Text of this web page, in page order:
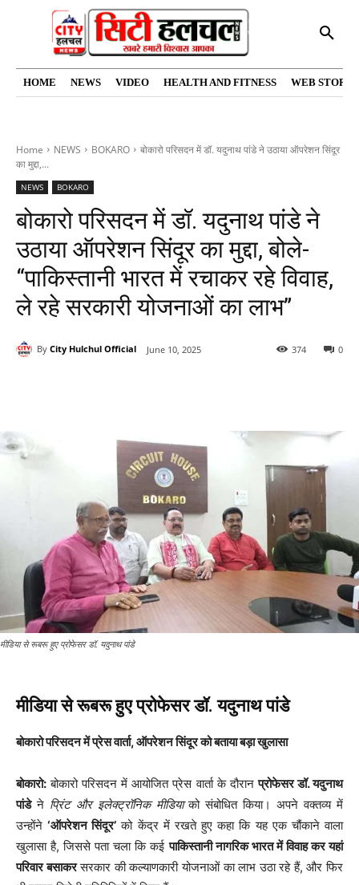
HOME NEWS VIDEO HEALTH AND FITNESS WEB
Home NEWS BOKARO
बोकारो परिसदन में डॉ. यदुनाथ पांडे ने उठाया ऑपरेशन सिंदूर
का मुद्दा,...
NEWS BOKARO
बोकारो परिसदन में डॉ. यदुनाथ पांडे ने
उठाया ऑपरेशन सिंदूर का मुद्दा, बोले-
“पाकिस्तानी भारत में रचाकर रहे विवाह,
ले रहे सरकारी योजनाओं का लाभ”
By City Hulchul Official June 10, 2025 0
374
मीडिया से रूबरू हुए प्रोफेसर डॉ. यदुनाथ पांडे
मीडिया से रूबरू हुए प्रोफेसर डॉ. यदुनाथ पांडे
बोकारो परिसदन में प्रेस वार्ता, ऑपरेशन सिंदूर को बताया बड़ा खुलासा
बोकारो: बोकारो परिसदन में आयोजित प्रेस वार्ता के दौरानप्रोफेसर डॉ. यदुनाथ
पांडेने प्रिंट और इलेक्ट्रॉनिक मीडियाको संबोधित किया। अपने वक्तव्य में
उन्होंने‘ऑपरेशन सिंदूर’ को केंद्र में रखते हुए कहा कि यह एक चौंकाने वाला
खुलासा है, जिससे पता चला कि कईपाकिस्तानी नागरिक भारत में विवाह कर यहां
परिवार बसाकरसरकार की कल्याणकारी योजनाओं का लाभ उठा रहे हैं, और फिर